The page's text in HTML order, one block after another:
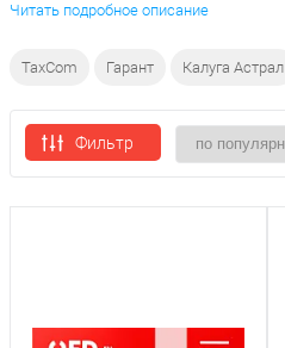
Читать подробное описание
TaxCom Гарант Калуга Астрал
Фильтр